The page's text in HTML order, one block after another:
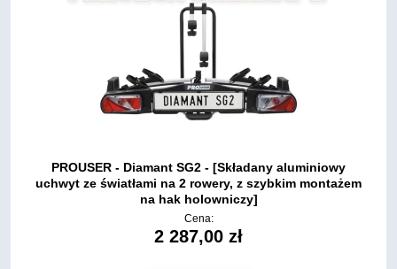
PROUSER - Diamant SG2 - [Składany aluminiowy
uchwyt ze światłami na 2 rowery, z szybkim montażem
na hak holowniczy]
Cena:
2 287,00 zł